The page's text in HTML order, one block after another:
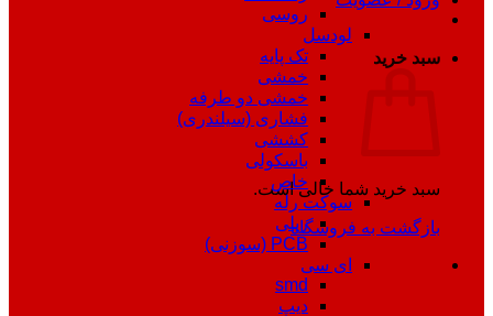
سبد خرید
سبد خرید شما خالی است.
بازگشت به فروشگاه
روسی
لودسل
تک پایه
خمشی
خمشی دو طرفه
فشاری (سیلندری)
کششی
باسکولی
خاص
سوکت رله
ریلی
PCB (سوزنی)
ای سی
smd
دیپ